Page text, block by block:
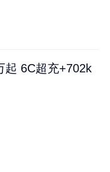
起 6C超充+702k